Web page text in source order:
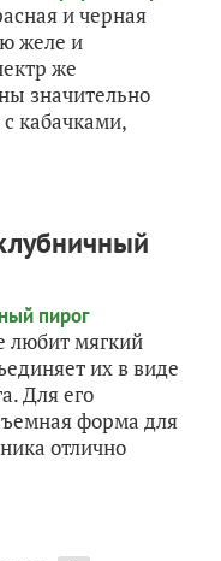
и черная
желе и
же
значительно
кабачками,
любит мягкий
их в виде
Для его
форма для
отлично